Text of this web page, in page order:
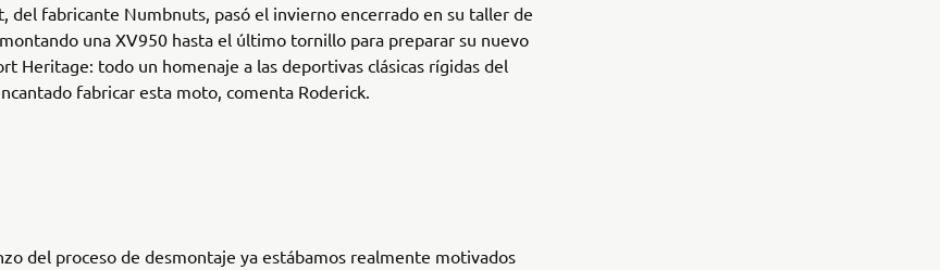
del fabricante Numbnuts, pasó el invierno encerrado en su taller de
una XV950 hasta el último tornillo para preparar su nuevo
Heritage: todo un homenaje a las deportivas clásicas rígidas del
fabricar esta moto, comenta Roderick.
del proceso de desmontaje ya estábamos realmente motivados